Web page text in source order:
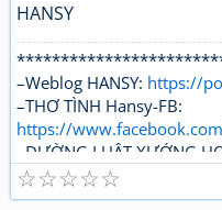
HANSY
–Weblog HANSY: https://
–THƠ TÌNH Hansy-FB:
https://
–ĐƯỜNG LUẬT XƯỚNG
https://
OA/
☆
☆
☆
☆
☆